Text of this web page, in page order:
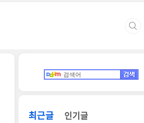
최근글 인기글